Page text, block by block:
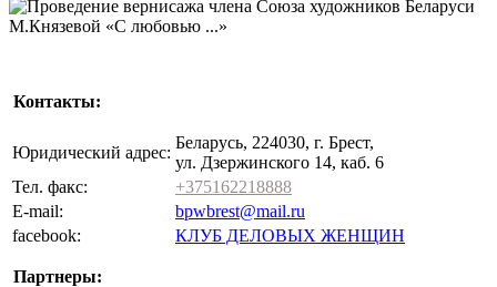
Контакты:
Юридический адрес:
Беларусь, 224030, г. Брест,
ул. Дзержинского 14, каб. 6
Тел. факс:
+375162218888
E-mail:
bpwbrest@mail.ru
facebook:
КЛУБ ДЕЛОВЫХ ЖЕНЩИН
Партнеры: